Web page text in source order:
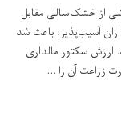
۱۳۹۷ با خطر کلان ناشی از خشک‌سالی مقابل
آسیب‌پذیر، باعث شد
ارزش سکتور مالداری
زراعت آن را ...